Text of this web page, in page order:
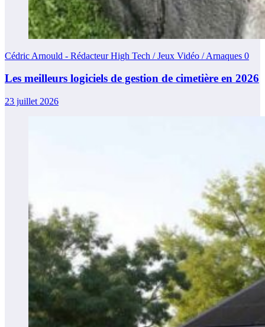
Cédric Arnould - Rédacteur High Tech / Jeux Vidéo / Arnaques 0
Les meilleurs logiciels de gestion de cimetière en 2026
23 juillet 2026